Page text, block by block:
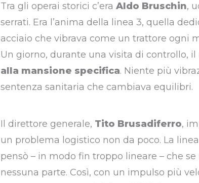
Tra gli operai storici c’era Aldo Bruschin,
serrati. Era l’anima della linea 3, quella
acciaio che vibrava come un trattore ogni
Un giorno, durante una visita di controllo,
alla mansione specifica. Niente più
sentenza sanitaria che cambiava equilibri.
Il direttore generale, Tito Brusadiferro,
un problema logistico non da poco. La
pensò – in modo fin troppo lineare – che
nessuna parte. Così, con un impulso più